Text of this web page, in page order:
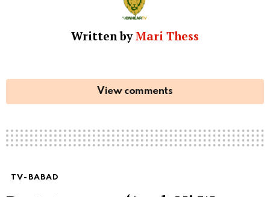
Written byMari Thess
View comments
TV-BABAD